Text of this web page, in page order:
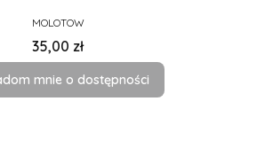
PRODUCENT
MOLOTOW
Cena
35,00 zł
mnie o dostępności